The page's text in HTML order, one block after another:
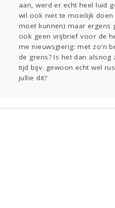
Gevraagd
Horen
Lezen
aan, werd er echt heel luid
wil ook niet te moeilijk
moet kunnen) maar ergens
ook geen vrijbrief voor de
me nieuwsgierig: met zo'n
de grens? Is het dan
tijd bijv. gewoon echt wel
jullie dit?